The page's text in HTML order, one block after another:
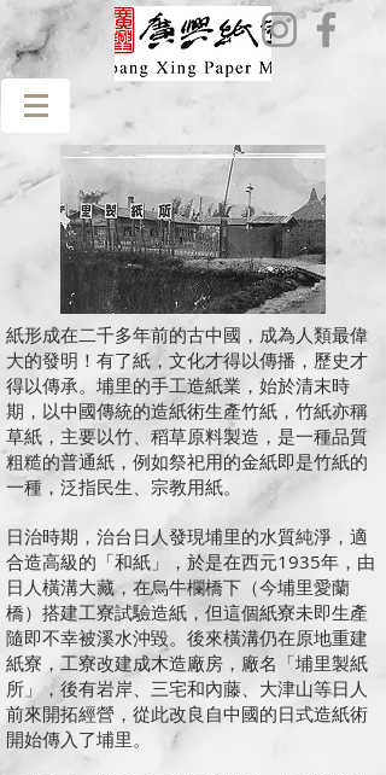
紙形成在二千多年前的古中國，成為人類最偉
大的發明！有了紙，文化才得以傳播，歷史才
得以傳承。埔里的手工造紙業，始於清末時
期，以中國傳統的造紙術生產竹紙，竹紙亦稱
草紙，主要以竹、稻草原料製造，是一種品質
粗糙的普通紙，例如祭祀用的金紙即是竹紙的
一種，泛指民生、宗教用紙。
日治時期，治台日人發現埔里的水質純淨，適
合造高級的「和紙」，於是在西元1935年，由
日人橫溝大藏，在烏牛欄橋下（今埔里愛蘭
橋）搭建工寮試驗造紙，但這個紙寮未即生產
隨即不幸被溪水沖毀。後來橫溝仍在原地重建
紙寮，工寮改建成木造廠房，廠名「埔里製紙
所」，後有岩岸、三宅和內藤、大津山等日人
前來開拓經營，從此改良自中國的日式造紙術
開始傳入了埔里。